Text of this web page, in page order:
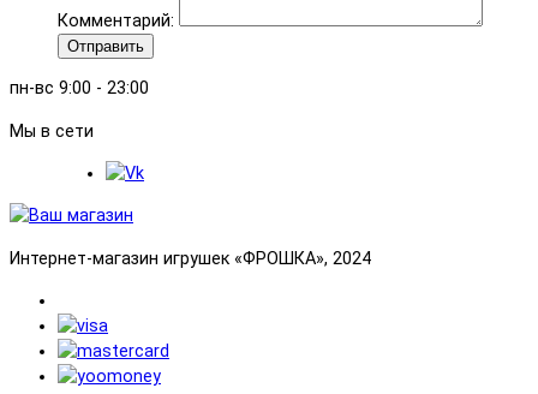
Комментарий:
Отправить
пн-вс 9:00 - 23:00
Мы в сети
Интернет-магазин игрушек «ФРОШКА», 2024